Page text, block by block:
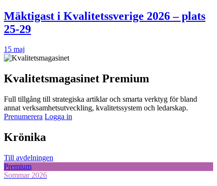
Mäktigast i Kvalitetssverige 2026 – plats
25-29
15 maj
Kvalitetsmagasinet Premium
Full tillgång till strategiska artiklar och smarta verktyg för bland
annat verksamhetsutveckling, kvalitetssystem och ledarskap.
Prenumerera Logga in
Krönika
Till avdelningen
Premium
Sommar 2026